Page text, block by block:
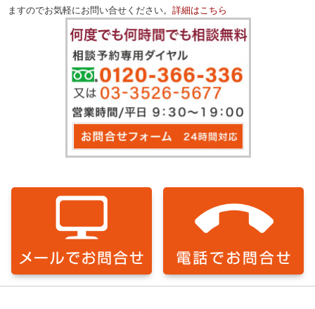
ますのでお気軽にお問い合せください。詳細はこちら